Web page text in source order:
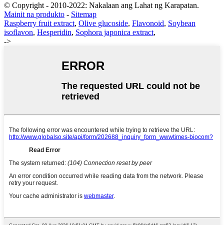
© Copyright - 2010-2022: Nakalaan ang Lahat ng Karapatan.
Mainit na produkto - Sitemap
Raspberry fruit extract, Olive glucoside, Flavonoid, Soybean
isoflavon, Hesperidin, Sophora japonica extract,
->